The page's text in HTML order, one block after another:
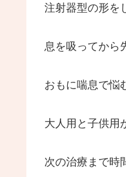
注射器型の形を
息を吸ってから
おもに喘息で悩
大人用と子供用
次の治療まで時